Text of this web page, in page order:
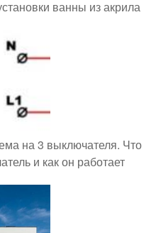
ванны из акрила
на 3 выключателя. Что
и как он работает